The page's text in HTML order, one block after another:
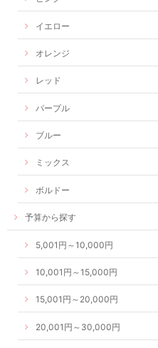
イエロー
オレンジ
レッド
パープル
ブルー
ミックス
ボルドー
予算から探す
5,001円～10,000円
10,001円～15,000円
15,001円～20,000円
20,001円～30,000円